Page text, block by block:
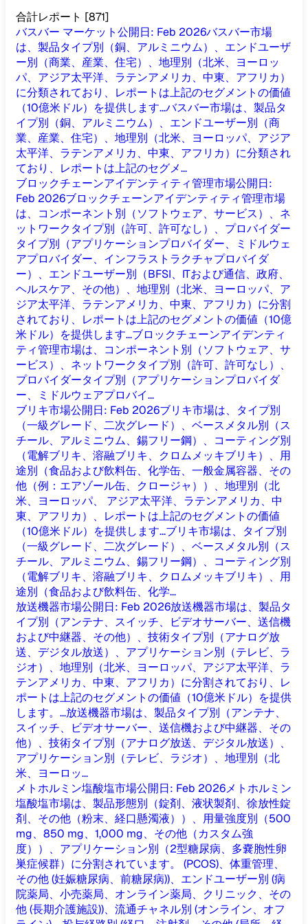
合計レポート [871]
バスバー マーケット公開日: Feb 2026バスバー市場
は、製品タイプ別（銅、アルミニウム）、エンドユーザ
ー別（商業、産業、住宅）、地理別（北米、ヨーロッ
パ、アジア太平洋、ラテンアメリカ、中東、アフリカ）
に分類されており、レポートは上記のセグメントの価値
（10億米ドル）を提供します...バスバー市場は、製品タ
イプ別（銅、アルミニウム）、エンドユーザー別（商
業、産業、住宅）、地理別（北米、ヨーロッパ、アジア
太平洋、ラテンアメリカ、中東、アフリカ）に分類され
ており、レポートは上記のセグメ...
ブロックチェーンアイデンティティ管理市場公開日:
Feb 2026ブロックチェーンアイデンティティ管理市場
は、コンポーネント別（ソフトウェア、サービス）、ネ
ットワークタイプ別（許可、許可なし）、プロバイダー
タイプ別（アプリケーションプロバイダー、ミドルウェ
アプロバイダー、インフラストラクチャプロバイダ
ー）、エンドユーザー別（BFSI、ITおよび通信、政府、
ヘルスケア、その他）、地理別（北米、ヨーロッパ、ア
ジア太平洋、ラテンアメリカ、中東、アフリカ）に分割
されており、レポートは上記のセグメントの価値（10億
米ドル）を提供します...ブロックチェーンアイデンティ
ティ管理市場は、コンポーネント別（ソフトウェア、サ
ービス）、ネットワークタイプ別（許可、許可なし）、
プロバイダータイプ別（アプリケーションプロバイダ
ー、ミドルウェアプロバイ...
ブリキ市場公開日: Feb 2026ブリキ市場は、タイプ別
（一級グレード、二次グレード）、ベースメタル別（ス
チール、アルミニウム、錫フリー鋼）、コーティング別
（電解ブリキ、溶融ブリキ、クロムメッキブリキ）、用
途別（食品および飲料缶、化学缶、一般金属容器、その
他（例：エアゾール缶、クロージャ））、地理別（北
米、ヨーロッパ、 アジア太平洋、ラテンアメリカ、中
東、アフリカ）、レポートは上記のセグメントの価値
（10億米ドル）を提供します...ブリキ市場は、タイプ別
（一級グレード、二次グレード）、ベースメタル別（ス
チール、アルミニウム、錫フリー鋼）、コーティング別
（電解ブリキ、溶融ブリキ、クロムメッキブリキ）、用
途別（食品および飲料缶、化学...
放送機器市場公開日: Feb 2026放送機器市場は、製品タ
イプ別（アンテナ、スイッチ、ビデオサーバー、送信機
および中継器、その他）、技術タイプ別（アナログ放
送、デジタル放送）、アプリケーション別（テレビ、ラ
ジオ）、地理別（北米、ヨーロッパ、アジア太平洋、ラ
テンアメリカ、中東、アフリカ）に分割されており、レ
ポートは上記のセグメントの価値（10億米ドル）を提供
します。...放送機器市場は、製品タイプ別（アンテナ、
スイッチ、ビデオサーバー、送信機および中継器、その
他）、技術タイプ別（アナログ放送、デジタル放送）、
アプリケーション別（テレビ、ラジオ）、地理別（北
米、ヨーロッ...
メトホルミン塩酸塩市場公開日: Feb 2026メトホルミン
塩酸塩市場は、製品形態別（錠剤、液状製剤、徐放性錠
剤、その他（粉末、経口懸濁液））、用量強度別（500
mg、850 mg、1,000 mg、その他（カスタム強
度））、アプリケーション別（2型糖尿病、多嚢胞性卵
巣症候群）に分割されています。 (PCOS)、体重管理、
その他 (妊娠糖尿病、前糖尿病))、エンドユーザー別 (病
院薬局、小売薬局、オンライン薬局、クリニック、その
他 (長期介護施設))、流通チャネル別 (オンライン、オフ